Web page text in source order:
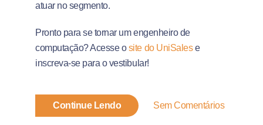
atuar no segmento.
Pronto para se tornar um engenheiro de
computação? Acesse osite do UniSalese
inscreva-se para o vestibular!
Continue Lendo Sem Comentários